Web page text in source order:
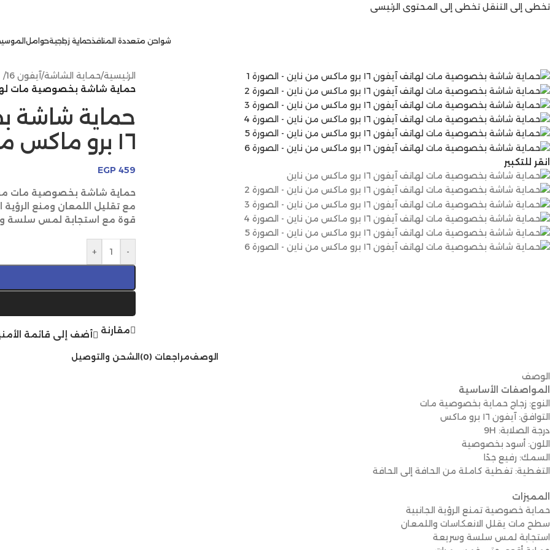
تخطي إلى التنقل تخطي إلى المحتوى الرئيسي
شواحن متعددة المنافذحماية زجاجيةحوامل
انقر للتكبير
الرئيسية/حماية الشاشة/آيفون 16
/
حماية شاشة بخصوصية مات لهاتف آيفون ١٦
حماية شاشة
١٦ برو ماكس من ناين
EGP 459
مع تقليل اللمعان ومنع
قوة مع استجابة لمس سلسة
-
+
مقارنة أضف إلى قائمة
الوصفمراجعات (0) الشحن والتوصيل
الوصف
المواصفات الأساسية
النوع: زجاج حماية بخصوصية مات
التوافق: آيفون ١٦ برو ماكس
درجة الصلابة: 9H
اللون: أسود بخصوصية
السمك: رفيع جدًا
التغطية: تغطية كاملة من الحافة إلى الحافة
المميزات
حماية خصوصية تمنع الرؤية الجانبية
سطح مات يقلل الانعكاسات واللمعان
استجابة لمس سلسة وسريعة